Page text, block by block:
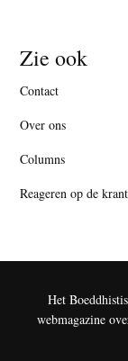
Zie ook
Contact
Over ons
Columns
Reageren op de
Het
webmagazine